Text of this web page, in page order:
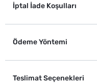
İptal İade Koşulları
Ödeme Yöntemi
Teslimat Seçenekleri